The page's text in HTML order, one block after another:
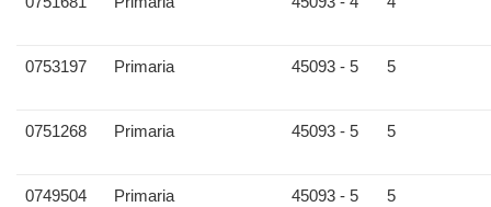
0753197 Primaria 45093 - 5 5
0751268 Primaria 45093 - 5 5
0749504 Primaria 45093 - 5 5